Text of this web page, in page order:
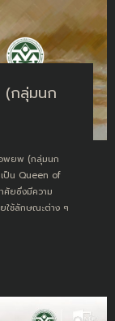
(กลุ่มนก
พยพ (กลุ่มนก
เป็น Queen of
ศัยซึ่งมีความ
ใช้ลักษณะต่าง ๆ